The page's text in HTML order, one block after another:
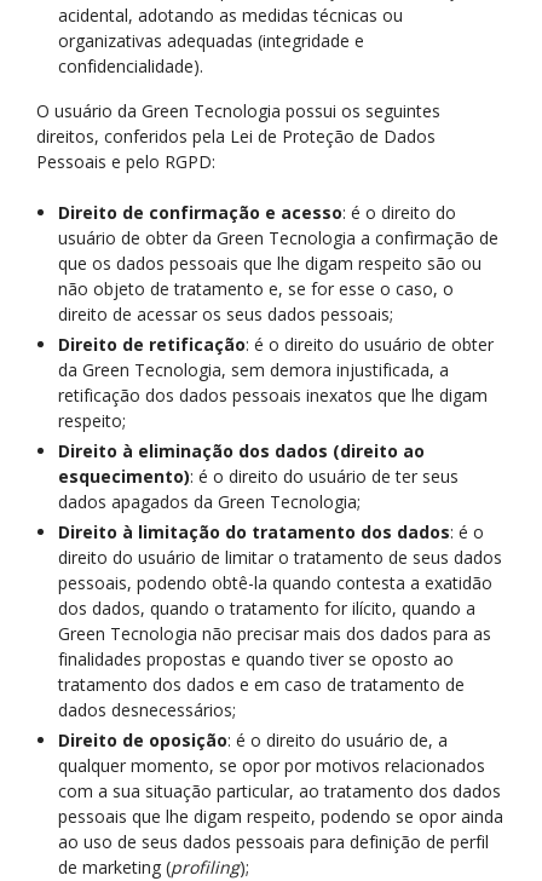
acidental, adotando as medidas técnicas ou
organizativas adequadas (integridade e
confidencialidade).
O usuário da Green Tecnologia possui os seguintes
direitos, conferidos pela Lei de Proteção de Dados
Pessoais e pelo RGPD:
Direito de confirmação e acesso: é o direito do
usuário de obter da Green Tecnologia a confirmação de
que os dados pessoais que lhe digam respeito são ou
não objeto de tratamento e, se for esse o caso, o
direito de acessar os seus dados pessoais;
Direito de retificação: é o direito do usuário de obter
da Green Tecnologia, sem demora injustificada, a
retificação dos dados pessoais inexatos que lhe digam
respeito;
Direito à eliminação dos dados (direito ao
esquecimento): é o direito do usuário de ter seus
dados apagados da Green Tecnologia;
Direito à limitação do tratamento dos dados: é o
direito do usuário de limitar o tratamento de seus dados
pessoais, podendo obtê-la quando contesta a exatidão
dos dados, quando o tratamento for ilícito, quando a
Green Tecnologia não precisar mais dos dados para as
finalidades propostas e quando tiver se oposto ao
tratamento dos dados e em caso de tratamento de
dados desnecessários;
Direito de oposição: é o direito do usuário de, a
qualquer momento, se opor por motivos relacionados
com a sua situação particular, ao tratamento dos dados
pessoais que lhe digam respeito, podendo se opor ainda
ao uso de seus dados pessoais para definição de perfil
de marketing (profiling);